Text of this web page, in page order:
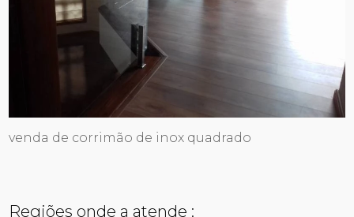
venda de corrimão de inox quadrado
Regiões onde a atende :